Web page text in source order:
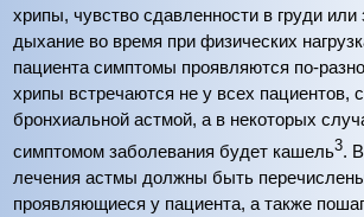
хрипы, чувство сдавленности в груди или
дыхание во время при физических
пациента симптомы проявляются по-
хрипы встречаются не у всех пациентов,
бронхиальной астмой, а в некоторых
симптомом заболевания будет кашель3.
лечения астмы должны быть
проявляющиеся у пациента, а также